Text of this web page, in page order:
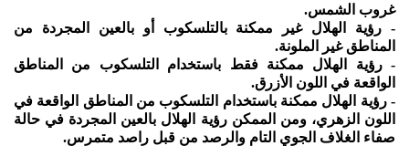
غروب الشمس.
- رؤية الهلال غير ممكنة بالتلسكوب أو بالعين المجردة من
المناطق غير الملونة.
- رؤية الهلال ممكنة فقط باستخدام التلسكوب من المناطق
الواقعة في اللون الأزرق.
- رؤية الهلال ممكنة باستخدام التلسكوب من المناطق الواقعة في
اللون الزهري، ومن الممكن رؤية الهلال بالعين المجردة في حالة
صفاء الغلاف الجوي التام والرصد من قبل راصد متمرس.